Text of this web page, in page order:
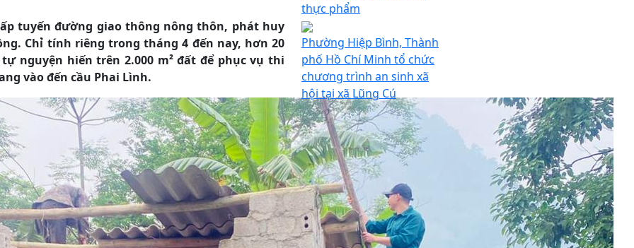
tuyến đường giao thông nông thôn, phát huy
Chỉ tính riêng trong tháng 4 đến nay, hơn 20
nguyện hiến trên 2.000 m² đất để phục vụ thi
vào đến cầu Phai Lình.
thực phẩm
Phường Hiệp Bình, Thành
phố Hồ Chí Minh tổ chức
chương trình an sinh xã
hội tại xã Lũng Cú